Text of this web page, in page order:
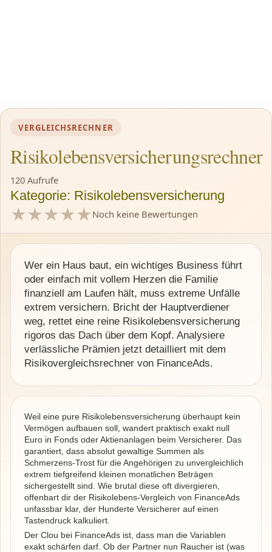
VERGLEICHSRECHNER
Risikolebensversicherungsrechner
120 Aufrufe
Kategorie: Risikolebensversicherung
★
1 Sterne vergeben
★
2 Sterne vergeben
★
3 Sterne vergeben
★
4 Sterne vergeben
★
5 Sterne vergeben
Noch keine Bewertungen
Wer ein Haus baut, ein wichtiges Business führt
oder einfach mit vollem Herzen die Familie
finanziell am Laufen hält, muss extreme Unfälle
extrem versichern. Bricht der Hauptverdiener
weg, rettet eine reine Risikolebensversicherung
rigoros das Dach über dem Kopf. Analysiere
verlässliche Prämien jetzt detailliert mit dem
Risikovergleichsrechner von FinanceAds.
Weil eine pure Risikolebensversicherung überhaupt kein
Vermögen aufbauen soll, wandert praktisch exakt null
Euro in Fonds oder Aktienanlagen beim Versicherer. Das
garantiert, dass absolut gewaltige Summen als
Schmerzens-Trost für die Angehörigen zu unvergleichlich
extrem tiefgreifend kleinen monatlichen Beträgen
sichergestellt sind. Wie brutal diese oft divergieren,
offenbart dir der Risikolebens-Vergleich von FinanceAds
unfassbar klar, der Hunderte Versicherer auf einen
Tastendruck kalkuliert.
Der Clou bei FinanceAds ist, dass man die Variablen
exakt schärfen darf. Ob der Partner nun Raucher ist (was